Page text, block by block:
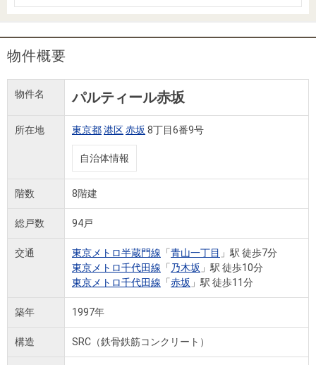
物件概要
物件名 パルティール赤坂
所在地 東京都港区赤坂 8丁目6番9号
自治体情報
階数 8階建
総戸数 94戸
交通 東京メトロ半蔵門線 「青山一丁目 」駅 徒歩7分
東京メトロ千代田線 「 乃木坂 」駅 徒歩10分
東京メトロ千代田線 「赤坂 」駅 徒歩11分
築年 1997年
構造 SRC（鉄骨鉄筋コンクリート）